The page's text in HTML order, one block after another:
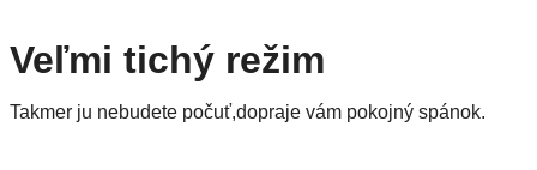
Veľmi tichý režim
Takmer ju nebudete počuť,dopraje vám pokojný spánok.